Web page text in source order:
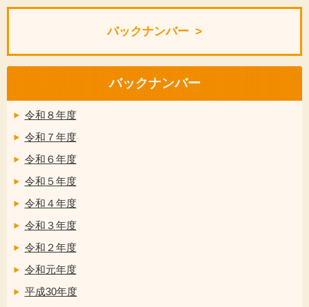
バックナンバー
バックナンバー
令和８年度
令和７年度
令和６年度
令和５年度
令和４年度
令和３年度
令和２年度
令和元年度
平成30年度